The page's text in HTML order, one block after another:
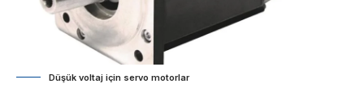
Düşük voltaj için servo motorlar